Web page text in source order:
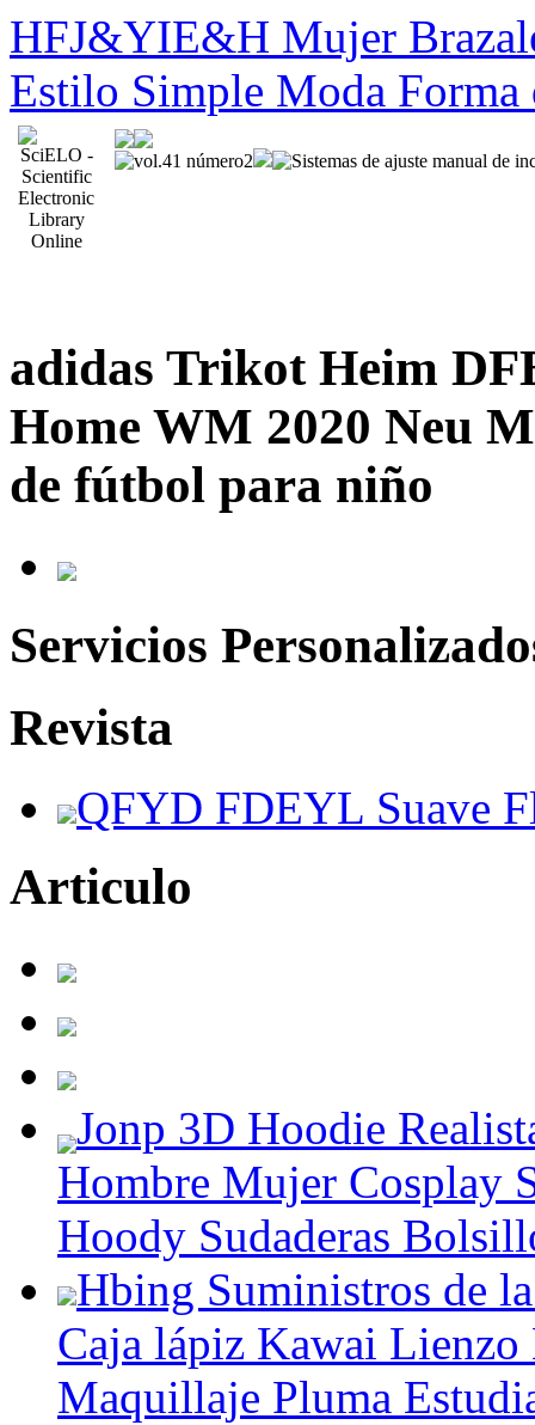
HFJ&YIE&H Mujer
Estilo Simple Moda Forma
adidas Trikot Heim
Home WM 2020 Neu
de fútbol para niño
Servicios
Revista
QFYD FDEYL Suave
Articulo
Jonp 3D Hoodie
Hombre Mujer Cosplay
Hoody Sudaderas
Hbing Suministros de
Caja lápiz Kawai Lienzo
Maquillaje Pluma